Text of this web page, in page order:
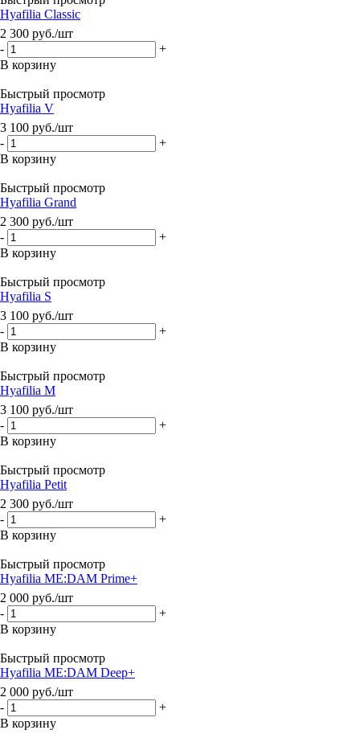
Hyafilia Classic
2 300 руб./шт
-
+
В корзину
Быстрый просмотр
Hyafilia V
3 100 руб./шт
-
+
В корзину
Быстрый просмотр
Hyafilia Grand
2 300 руб./шт
-
+
В корзину
Быстрый просмотр
Hyafilia S
3 100 руб./шт
-
+
В корзину
Быстрый просмотр
Hyafilia M
3 100 руб./шт
-
+
В корзину
Быстрый просмотр
Hyafilia Petit
2 300 руб./шт
-
+
В корзину
Быстрый просмотр
Hyafilia ME:DAM Prime+
2 000 руб./шт
-
+
В корзину
Быстрый просмотр
Hyafilia ME:DAM Deep+
2 000 руб./шт
-
+
В корзину